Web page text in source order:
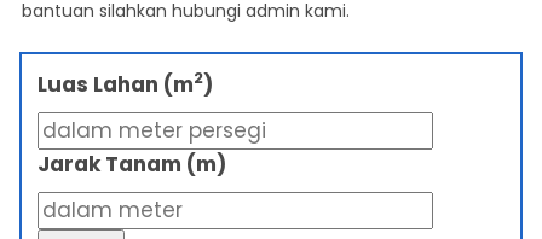
bantuan silahkan hubungi admin kami.
Luas Lahan (m2)
Jarak Tanam (m)